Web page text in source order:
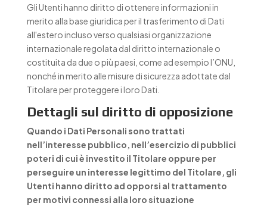
Gli Utenti hanno diritto di ottenere informazioni in
merito alla base giuridica per il trasferimento di Dati
all'estero incluso verso qualsiasi organizzazione
internazionale regolata dal diritto internazionale o
costituita da due o più paesi, come ad esempio l’ONU,
nonché in merito alle misure di sicurezza adottate dal
Titolare per proteggere i loro Dati.
Dettagli sul diritto di opposizione
Quando i Dati Personali sono trattati
nell’interesse pubblico, nell’esercizio di pubblici
poteri di cui è investito il Titolare oppure per
perseguire un interesse legittimo del Titolare, gli
Utenti hanno diritto ad opporsi al trattamento
per motivi connessi alla loro situazione